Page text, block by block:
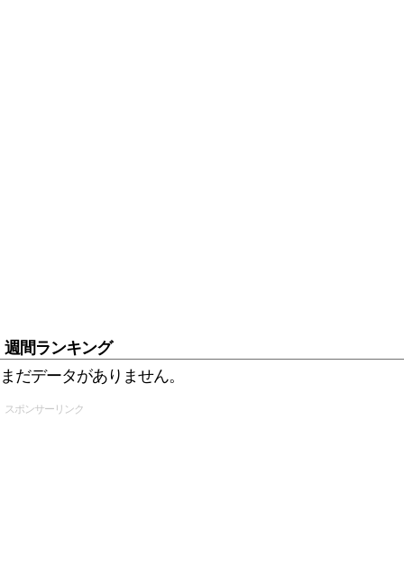
週間ランキング
まだデータがありません。
スポンサーリンク